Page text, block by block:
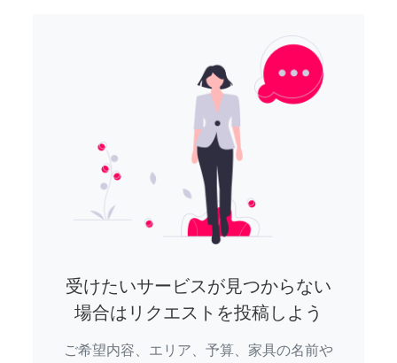
受けたいサービスが見つからない
場合はリクエストを投稿しよう
ご希望内容、エリア、予算、家具の名前や